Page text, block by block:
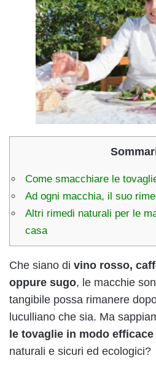
Come smacchiare le
Ad ogni macchia, il suo
Altri rimedi naturali per le
casa
Che siano di vino rosso,
oppure sugo, le macchie
tangibile possa rimanere
luculliano che sia. Ma
le tovaglie in modo efficace
naturali e sicuri ed ecologici?